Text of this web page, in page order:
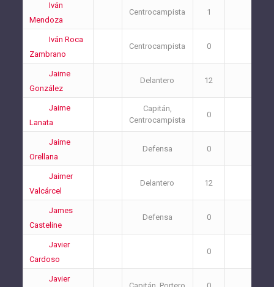
Iván
Mendoza
Centrocampista 1
Iván Roca
Zambrano
Centrocampista 0
Jaime
González
Delantero 12
Jaime
Lanata
Capitán,
Centrocampista
0
Jaime
Orellana
Defensa 0
Jaimer
Valcárcel
Delantero 12
James
Casteline
Defensa 0
Javier
Cardoso
0
Javier